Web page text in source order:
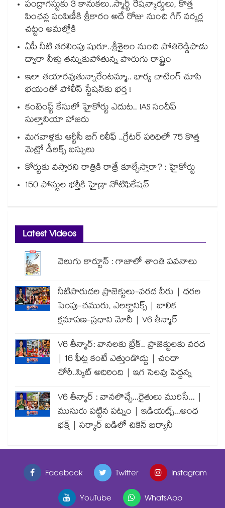
పంద్రాగస్టుకు 3 కానుకలు..స్మార్ట్ రేషన్కార్డులు, కొత్త
పింఛన్ల పంపిణీకి శ్రీకారం అదే రోజు నుంచి గిగ్ వర్కర్ల
చట్టం అమల్లోకి
ఏపీ నీటి తరలింపు షురూ..శ్రీశైలం నుంచి పోతిరెడ్డిపాడు
ద్వారా నీళ్లు తన్నుకుపోతున్న పొరుగు రాష్ట్రం
ఇలా తయారవుతున్నారేంటమ్మా.. భార్య చాటింగ్ చూసి
భయంతో పోలీస్ స్టేషన్⁫కు భర్త !
కంటెంప్ట్ కేసులో హైకోర్టు ఎదుట.. IAS సందీప్
సుల్తానియా హాజరు
మగవాళ్లకు ఆర్టీసీ బిగ్ రిలీఫ్ ..గ్రేటర్ పరిధిలో 75 కొత్త
మెట్రో డీలక్స్ బస్సులు
కోర్టుకు వస్తారని రాత్రికి రాత్రే కూల్చేస్తారా? : హైకోర్టు
150 పోస్టుల భర్తీకి హైడ్రా నోటిఫికేషన్
Latest Videos
వెలుగు కార్టూన్ : గాజాలో శాంతి పవనాలు
నీటిపారుదల ప్రాజెక్టులు-వరద నీరు | ధరల
పెంపు-చమురు, ఎలక్ట్రానిక్స్ | బాలిక
క్షమాపణ-ప్రధాని మోదీ | V6 తీన్మార్
V6 తీన్మార్: వానలకు బ్రేక్.. ప్రాజెక్టులకు వరద
| 16 ఫీట్ల కంటే ఎత్తుండొద్దు | చందా
చోరీ..స్కిట్ అదిరింది | ఇగ సెలవు పెద్దన్న
V6 తీన్మార్ : వానలొచ్చే...రైతులు మురిసే... |
ముసురు పట్టిన పట్నం | ఇడియట్స్...అంధ
భక్త్ | సర్కార్ బడిలో చికెన్ బిర్యానీ
Facebook Twitter
Instagram
YouTube
WhatsApp